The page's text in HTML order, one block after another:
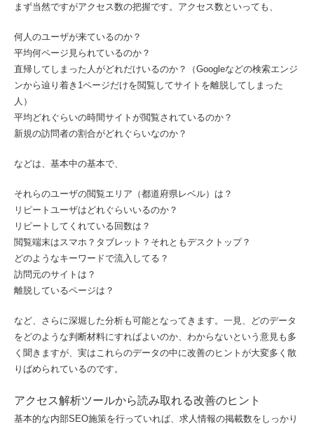
まず当然ですがアクセス数の把握です。アクセス数といっても、
何人のユーザが来ているのか？
平均何ページ見られているのか？
直帰してしまった人がどれだけいるのか？（Googleなどの検索エンジ
ンから辿り着き1ページだけを閲覧してサイトを離脱してしまった
人）
平均どれぐらいの時間サイトが閲覧されているのか？
新規の訪問者の割合がどれぐらいなのか？
などは、基本中の基本で、
それらのユーザの閲覧エリア（都道府県レベル）は？
リピートユーザはどれぐらいいるのか？
リピートしてくれている回数は？
閲覧端末はスマホ？タブレット？それともデスクトップ？
どのようなキーワードで流入してる？
訪問元のサイトは？
離脱しているページは？
など、さらに深堀した分析も可能となってきます。一見、どのデータ
をどのような判断材料にすればよいのか、わからないという意見も多
く聞きますが、実はこれらのデータの中に改善のヒントが大変多く散
りばめられているのです。
アクセス解析ツールから読み取れる改善のヒント
基本的な内部SEO施策を行っていれば、求人情報の掲載数をしっかり